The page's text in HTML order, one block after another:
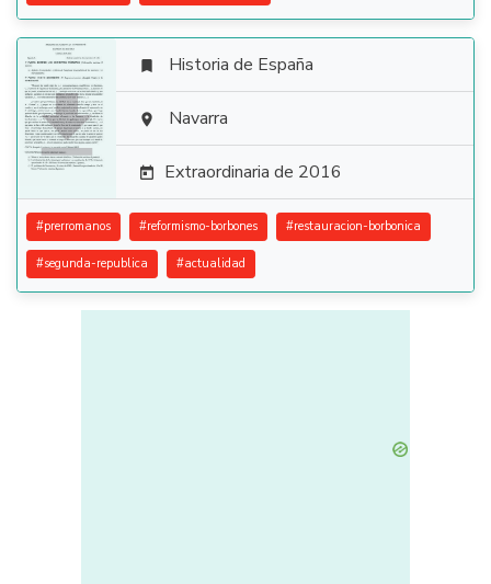

 Historia de España
 Navarra
 Extraordinaria de 2016
#prerromanos #reformismo-borbones #restauracion-borbonica
#segunda-republica #actualidad